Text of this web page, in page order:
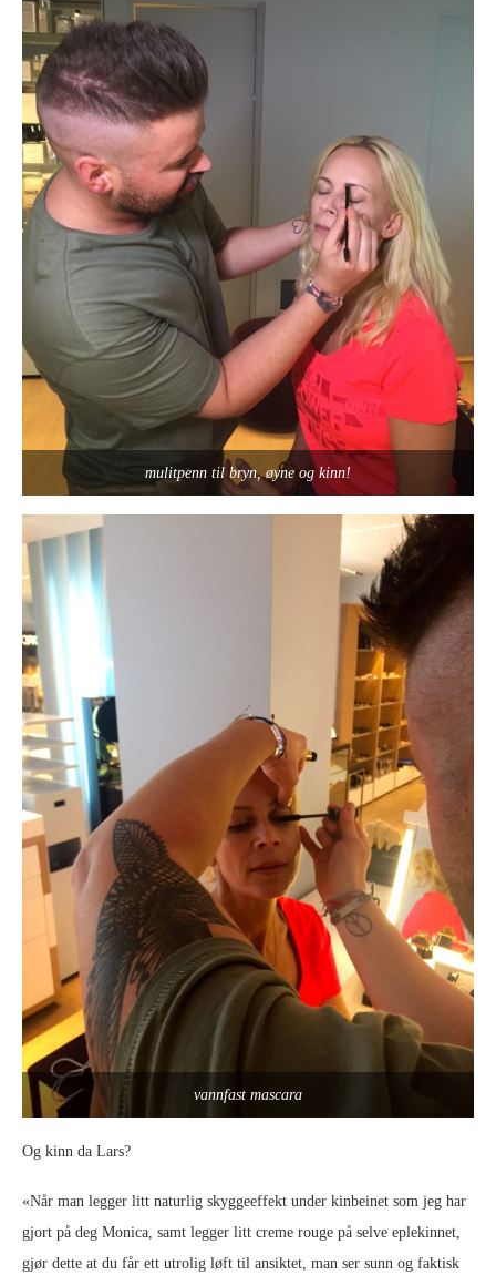
mulitpenn til bryn, øyne og kinn!
vannfast mascara
Og kinn da Lars?
«Når man legger litt naturlig skyggeeffekt under kinbeinet som jeg har
gjort på deg Monica, samt legger litt creme rouge på selve eplekinnet,
gjør dette at du får ett utrolig løft til ansiktet, man ser sunn og faktisk